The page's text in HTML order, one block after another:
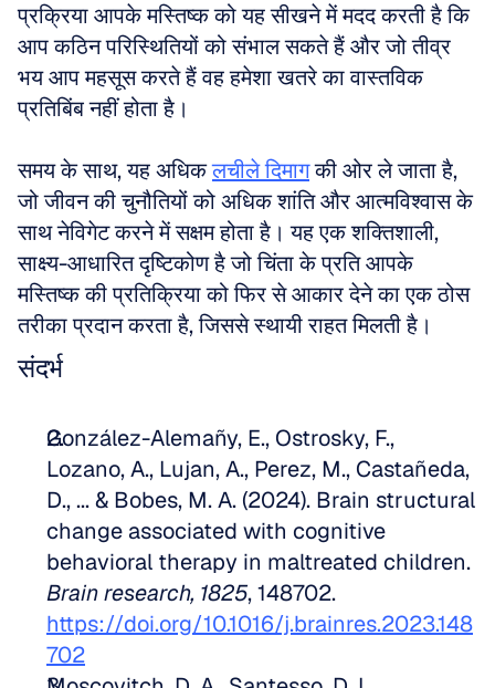
प्रक्रिया आपके मस्तिष्क को यह सीखने में मदद करती है कि
आप कठिन परिस्थितियों को संभाल सकते हैं और जो तीव्र
भय आप महसूस करते हैं वह हमेशा खतरे का वास्तविक
प्रतिबिंब नहीं होता है।
समय के साथ, यह अधिक लचीले दिमाग की ओर ले जाता है,
जो जीवन की चुनौतियों को अधिक शांति और आत्मविश्वास के
साथ नेविगेट करने में सक्षम होता है। यह एक शक्तिशाली,
साक्ष्य-आधारित दृष्टिकोण है जो चिंता के प्रति आपके
मस्तिष्क की प्रतिक्रिया को फिर से आकार देने का एक ठोस
तरीका प्रदान करता है, जिससे स्थायी राहत मिलती है।
संदर्भ
González-Alemañy, E., Ostrosky, F.,
Lozano, A., Lujan, A., Perez, M., Castañeda,
D., ... & Bobes, M. A. (2024). Brain structural
change associated with cognitive
Brain research, 1825
https://doi.org/10.1016/j.brainres.2023.148
702